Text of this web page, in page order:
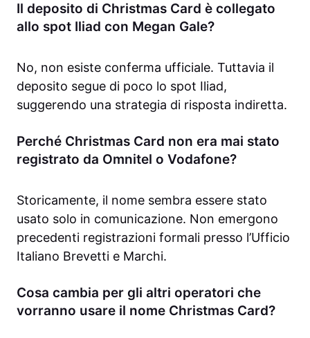
Il deposito di Christmas Card è collegato
allo spot Iliad con Megan Gale?
No, non esiste conferma ufficiale. Tuttavia il
deposito segue di poco lo spot Iliad,
suggerendo una strategia di risposta indiretta.
Perché Christmas Card non era mai stato
registrato da Omnitel o Vodafone?
Storicamente, il nome sembra essere stato
usato solo in comunicazione. Non emergono
precedenti registrazioni formali presso l’Ufficio
Italiano Brevetti e Marchi.
Cosa cambia per gli altri operatori che
vorranno usare il nome Christmas Card?